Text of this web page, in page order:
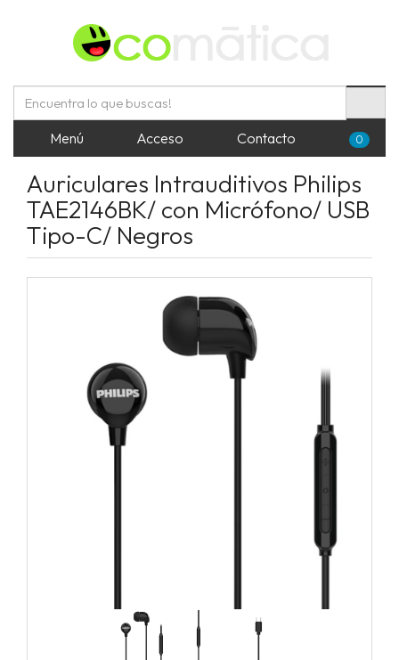
Menú Acceso Contacto 0
Auriculares Intrauditivos Philips
TAE2146BK/ con Micrófono/ USB
Tipo-C/ Negros